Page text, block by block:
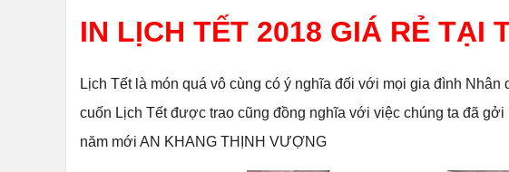
IN LỊCH TẾT 2018 GIÁ RẺ TẠI
Lịch Tếtlà món quá vô cùng có ý nghĩa đối với mọi gia đình Nhân
cuốn Lịch Tết được trao cũng đồng nghĩa với việc chúng ta đã
năm mới AN KHANG THỊNH VƯỢNG